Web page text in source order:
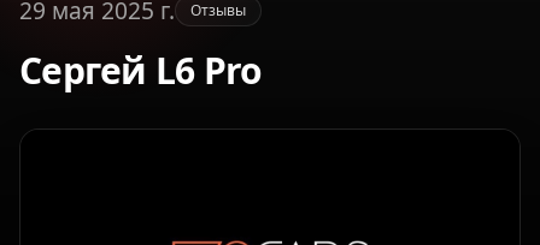
29 мая 2025 г.
Отзывы
Сергей L6 Pro